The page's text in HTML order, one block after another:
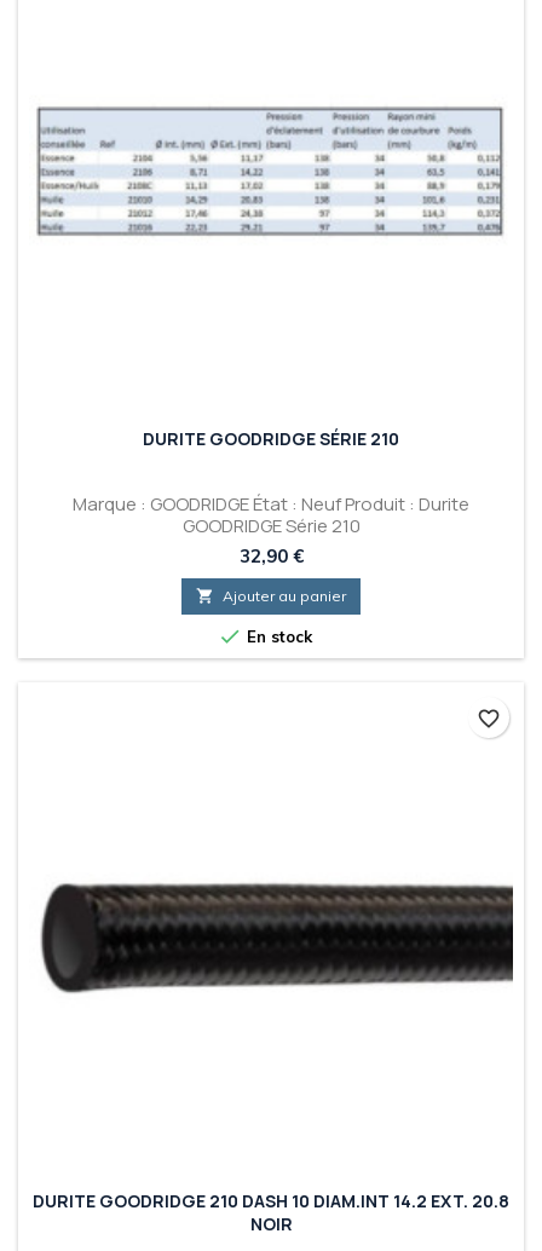
DURITE GOODRIDGE SÉRIE 210
Marque : GOODRIDGE État : Neuf Produit : Durite
GOODRIDGE Série 210
Prix
32,90 €
 Ajouter au panier
 En stock
DURITE GOODRIDGE 210 DASH 10 DIAM.INT 14.2 EXT. 20.8
NOIR
favorite_border